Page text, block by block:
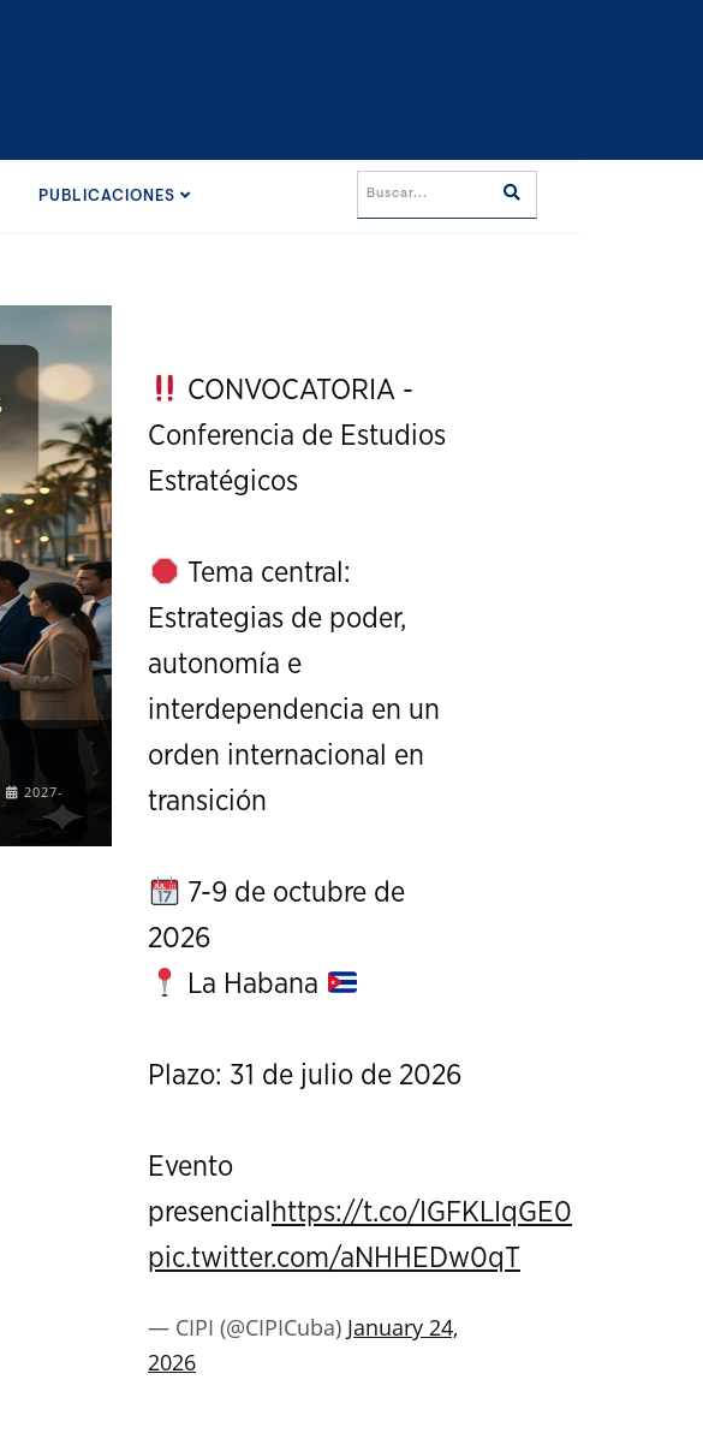
PUBLICACIONES
2027-
XI Conference on Strategic
CONVOCATORIA -
Conferencia de Estudios
Estratégicos
Tema central:
Estrategias de poder,
autonomía e
interdependencia en un
orden internacional en
transición
7-9 de octubre de
2026
La Habana
Plazo: 31 de julio de 2026
Evento
presencial https://t.co/IGFKLIqGE0
pic.twitter.com/aNHHEDw0qT
— CIPI (@CIPICuba) January 24,
2026